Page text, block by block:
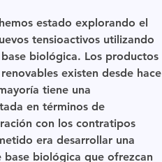
estado explorando el
tensioactivos utilizando
biológica. Los productos
existen desde hace
tiene una
en términos de
con los contratipos
era desarrollar una
biológica que ofrezcan